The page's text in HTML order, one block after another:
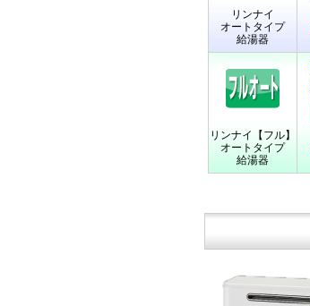
リンナイ
オートタイプ
給湯器
リンナイ【フル】
オートタイプ
給湯器